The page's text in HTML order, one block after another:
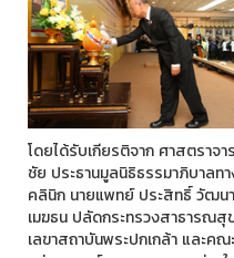
โดยได้รับเกียรติจาก ศาสตรา
ชัย ประธานมูลนิธิธรรมาภิบาล
คลินิก นายแพทย์ ประสิทธิ์ วัฒ
เมฆธน ปลัดกระทรวงสาธารณ
เลขาสถาบันพระปกเกล้า และคณ